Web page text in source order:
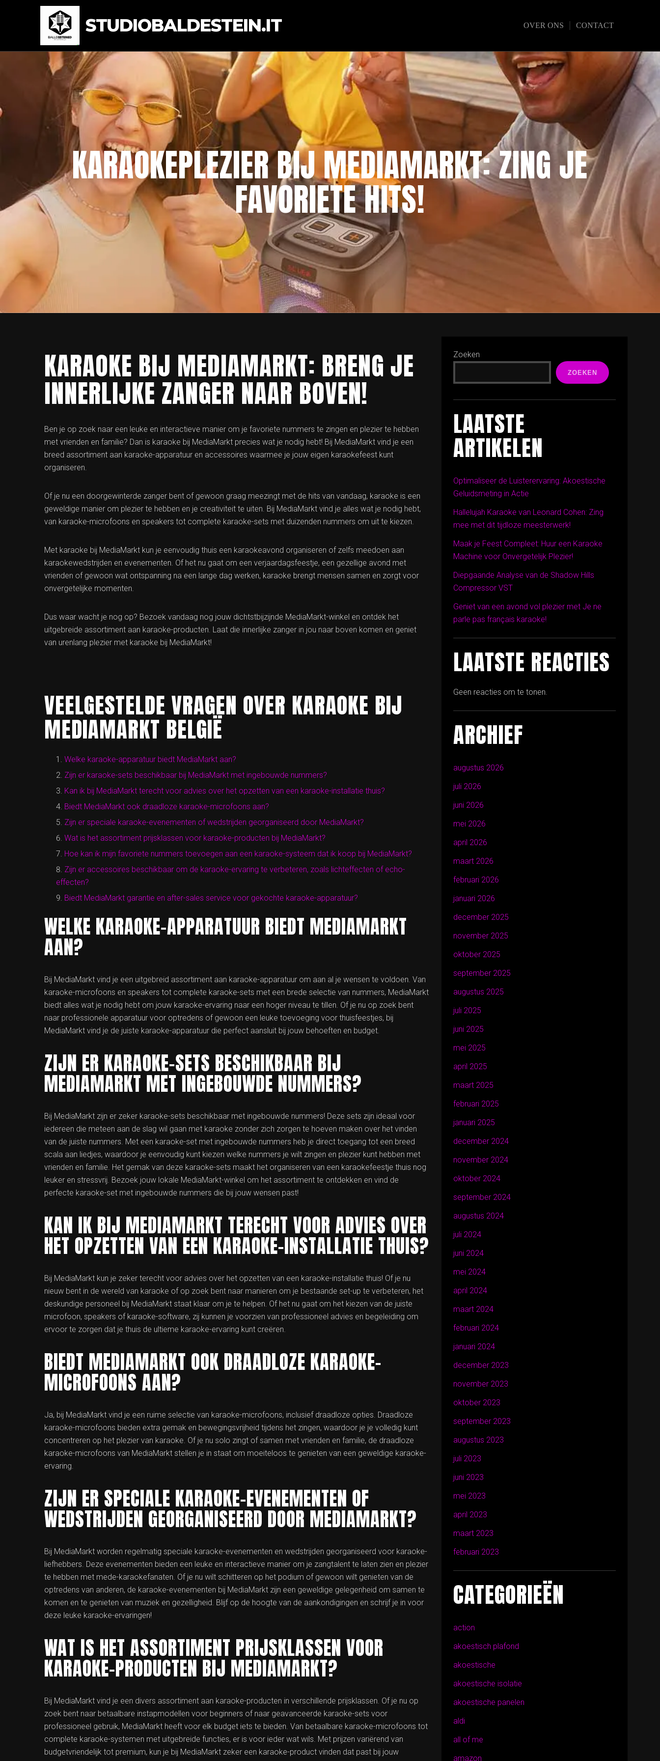
STUDIOBALDESTEIN.IT OVER ONS CONTACT
KARAOKEPLEZIER BIJ MEDIAMARKT: ZING JE
FAVORIETE HITS!
KARAOKE BIJ MEDIAMARKT: BRENG JE
INNERLIJKE ZANGER NAAR BOVEN!
Ben je op zoek naar een leuke en interactieve manier om je favoriete nummers te zingen en plezier te hebben
met vrienden en familie? Dan is karaoke bij MediaMarkt precies wat je nodig hebt! Bij MediaMarkt vind je een
breed assortiment aan karaoke-apparatuur en accessoires waarmee je jouw eigen karaokefeest kunt
organiseren.
Of je nu een doorgewinterde zanger bent of gewoon graag meezingt met de hits van vandaag, karaoke is een
geweldige manier om plezier te hebben en je creativiteit te uiten. Bij MediaMarkt vind je alles wat je nodig hebt,
van karaoke-microfoons en speakers tot complete karaoke-sets met duizenden nummers om uit te kiezen.
Met karaoke bij MediaMarkt kun je eenvoudig thuis een karaokeavond organiseren of zelfs meedoen aan
karaokewedstrijden en evenementen. Of het nu gaat om een verjaardagsfeestje, een gezellige avond met
vrienden of gewoon wat ontspanning na een lange dag werken, karaoke brengt mensen samen en zorgt voor
onvergetelijke momenten.
Dus waar wacht je nog op? Bezoek vandaag nog jouw dichtstbijzijnde MediaMarkt-winkel en ontdek het
uitgebreide assortiment aan karaoke-producten. Laat die innerlijke zanger in jou naar boven komen en geniet
van urenlang plezier met karaoke bij MediaMarkt!
VEELGESTELDE VRAGEN OVER KARAOKE BIJ
MEDIAMARKT BELGIË
Welke karaoke-apparatuur biedt MediaMarkt aan?
Zijn er karaoke-sets beschikbaar bij MediaMarkt met ingebouwde nummers?
Kan ik bij MediaMarkt terecht voor advies over het opzetten van een karaoke-installatie thuis?
Biedt MediaMarkt ook draadloze karaoke-microfoons aan?
Zijn er speciale karaoke-evenementen of wedstrijden georganiseerd door MediaMarkt?
Wat is het assortiment prijsklassen voor karaoke-producten bij MediaMarkt?
Hoe kan ik mijn favoriete nummers toevoegen aan een karaoke-systeem dat ik koop bij MediaMarkt?
Zijn er accessoires beschikbaar om de karaoke-ervaring te verbeteren, zoals lichteffecten of echo-
effecten?
Biedt MediaMarkt garantie en after-sales service voor gekochte karaoke-apparatuur?
WELKE KARAOKE-APPARATUUR BIEDT MEDIAMARKT
AAN?
Bij MediaMarkt vind je een uitgebreid assortiment aan karaoke-apparatuur om aan al je wensen te voldoen. Van
karaoke-microfoons en speakers tot complete karaoke-sets met een brede selectie van nummers, MediaMarkt
biedt alles wat je nodig hebt om jouw karaoke-ervaring naar een hoger niveau te tillen. Of je nu op zoek bent
naar professionele apparatuur voor optredens of gewoon een leuke toevoeging voor thuisfeestjes, bij
MediaMarkt vind je de juiste karaoke-apparatuur die perfect aansluit bij jouw behoeften en budget.
ZIJN ER KARAOKE-SETS BESCHIKBAAR BIJ
MEDIAMARKT MET INGEBOUWDE NUMMERS?
Bij MediaMarkt zijn er zeker karaoke-sets beschikbaar met ingebouwde nummers! Deze sets zijn ideaal voor
iedereen die meteen aan de slag wil gaan met karaoke zonder zich zorgen te hoeven maken over het vinden
van de juiste nummers. Met een karaoke-set met ingebouwde nummers heb je direct toegang tot een breed
scala aan liedjes, waardoor je eenvoudig kunt kiezen welke nummers je wilt zingen en plezier kunt hebben met
vrienden en familie. Het gemak van deze karaoke-sets maakt het organiseren van een karaokefeestje thuis nog
leuker en stressvrij. Bezoek jouw lokale MediaMarkt-winkel om het assortiment te ontdekken en vind de
perfecte karaoke-set met ingebouwde nummers die bij jouw wensen past!
KAN IK BIJ MEDIAMARKT TERECHT VOOR ADVIES OVER
HET OPZETTEN VAN EEN KARAOKE-INSTALLATIE THUIS?
Bij MediaMarkt kun je zeker terecht voor advies over het opzetten van een karaoke-installatie thuis! Of je nu
nieuw bent in de wereld van karaoke of op zoek bent naar manieren om je bestaande set-up te verbeteren, het
deskundige personeel bij MediaMarkt staat klaar om je te helpen. Of het nu gaat om het kiezen van de juiste
microfoon, speakers of karaoke-software, zij kunnen je voorzien van professioneel advies en begeleiding om
ervoor te zorgen dat je thuis de ultieme karaoke-ervaring kunt creëren.
BIEDT MEDIAMARKT OOK DRAADLOZE KARAOKE-
MICROFOONS AAN?
Ja, bij MediaMarkt vind je een ruime selectie van karaoke-microfoons, inclusief draadloze opties. Draadloze
karaoke-microfoons bieden extra gemak en bewegingsvrijheid tijdens het zingen, waardoor je je volledig kunt
concentreren op het plezier van karaoke. Of je nu solo zingt of samen met vrienden en familie, de draadloze
karaoke-microfoons van MediaMarkt stellen je in staat om moeiteloos te genieten van een geweldige karaoke-
ervaring.
ZIJN ER SPECIALE KARAOKE-EVENEMENTEN OF
WEDSTRIJDEN GEORGANISEERD DOOR MEDIAMARKT?
Bij MediaMarkt worden regelmatig speciale karaoke-evenementen en wedstrijden georganiseerd voor karaoke-
liefhebbers. Deze evenementen bieden een leuke en interactieve manier om je zangtalent te laten zien en plezier
te hebben met mede-karaokefanaten. Of je nu wilt schitteren op het podium of gewoon wilt genieten van de
optredens van anderen, de karaoke-evenementen bij MediaMarkt zijn een geweldige gelegenheid om samen te
komen en te genieten van muziek en gezelligheid. Blijf op de hoogte van de aankondigingen en schrijf je in voor
deze leuke karaoke-ervaringen!
WAT IS HET ASSORTIMENT PRIJSKLASSEN VOOR
KARAOKE-PRODUCTEN BIJ MEDIAMARKT?
Bij MediaMarkt vind je een divers assortiment aan karaoke-producten in verschillende prijsklassen. Of je nu op
zoek bent naar betaalbare instapmodellen voor beginners of naar geavanceerde karaoke-sets voor
professioneel gebruik, MediaMarkt heeft voor elk budget iets te bieden. Van betaalbare karaoke-microfoons tot
complete karaoke-systemen met uitgebreide functies, er is voor ieder wat wils. Met prijzen variërend van
budgetvriendelijk tot premium, kun je bij MediaMarkt zeker een karaoke-product vinden dat past bij jouw
Zoeken
ZOEKEN
LAATSTE
ARTIKELEN
Optimaliseer de Luisterervaring: Akoestische
Geluidsmeting in Actie
Hallelujah Karaoke van Leonard Cohen: Zing
mee met dit tijdloze meesterwerk!
Maak je Feest Compleet: Huur een Karaoke
Machine voor Onvergetelijk Plezier!
Diepgaande Analyse van de Shadow Hills
Compressor VST
Geniet van een avond vol plezier met Je ne
parle pas français karaoke!
LAATSTE REACTIES
Geen reacties om te tonen.
ARCHIEF
augustus 2026
juli 2026
juni 2026
mei 2026
april 2026
maart 2026
februari 2026
januari 2026
december 2025
november 2025
oktober 2025
september 2025
augustus 2025
juli 2025
juni 2025
mei 2025
april 2025
maart 2025
februari 2025
januari 2025
december 2024
november 2024
oktober 2024
september 2024
augustus 2024
juli 2024
juni 2024
mei 2024
april 2024
maart 2024
februari 2024
januari 2024
december 2023
november 2023
oktober 2023
september 2023
augustus 2023
juli 2023
juni 2023
mei 2023
april 2023
maart 2023
februari 2023
CATEGORIEËN
action
akoestisch plafond
akoestische
akoestische isolatie
akoestische panelen
aldi
all of me
amazon